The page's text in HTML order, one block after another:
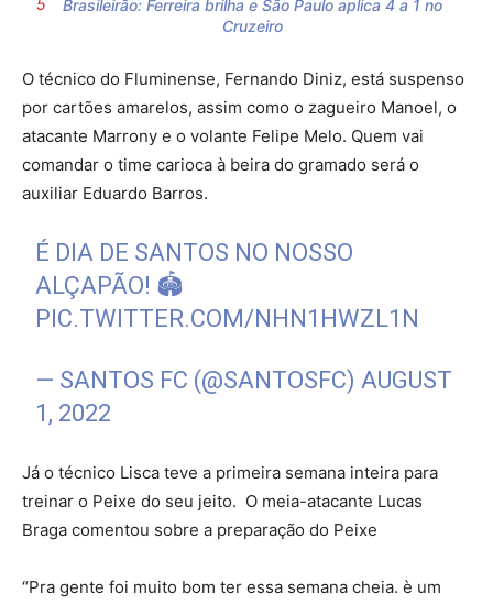
Brasileirão: Ferreira brilha e São Paulo aplica 4 a 1 no
Cruzeiro
O técnico do Fluminense, Fernando Diniz, está suspenso
por cartões amarelos, assim como o zagueiro Manoel, o
atacante Marrony e o volante Felipe Melo. Quem vai
comandar o time carioca à beira do gramado será o
auxiliar Eduardo Barros.
É DIA DE SANTOS NO NOSSO
ALÇAPÃO! 🏟
PIC.TWITTER.COM/NHN1HWZL1N
— SANTOS FC (@SANTOSFC)AUGUST
1, 2022
Já o técnico Lisca teve a primeira semana inteira para
treinar o Peixe do seu jeito. O meia-atacante Lucas
Braga comentou sobre a preparação do Peixe
“Pra gente foi muito bom ter essa semana cheia. è um